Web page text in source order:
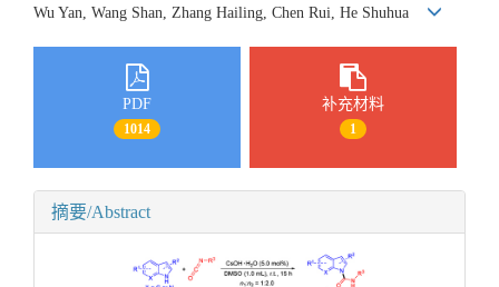
Wu Yan, Wang Shan, Zhang Hailing, Chen Rui, He Shuhua
PDF
1014
补充材料
1
摘要/Abstract